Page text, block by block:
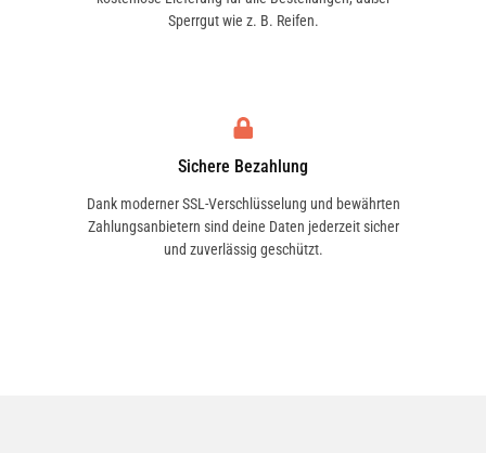
Sperrgut wie z. B. Reifen.
Sichere Bezahlung
Dank moderner SSL-Verschlüsselung und bewährten
Zahlungsanbietern sind deine Daten jederzeit sicher
und zuverlässig geschützt.